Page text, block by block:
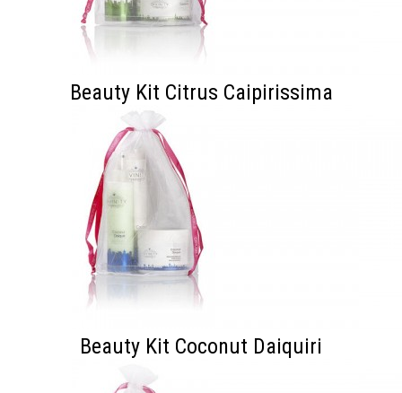
Beauty Kit Citrus Caipirissima
Beauty Kit Coconut Daiquiri